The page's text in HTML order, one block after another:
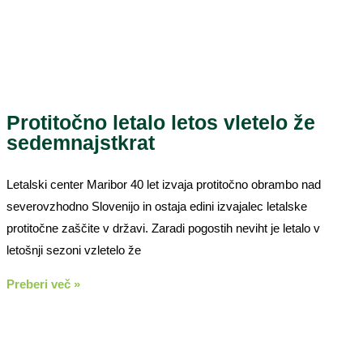
Protitočno letalo letos vletelo že
sedemnajstkrat
Letalski center Maribor 40 let izvaja protitočno obrambo nad
severovzhodno Slovenijo in ostaja edini izvajalec letalske
protitočne zaščite v državi. Zaradi pogostih neviht je letalo v
letošnji sezoni vzletelo že
Preberi več »